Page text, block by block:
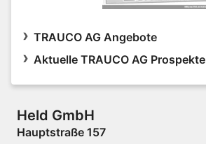
TRAUCO AG Angebote
Aktuelle TRAUCO AG Prospekte
Held GmbH
Hauptstraße 157